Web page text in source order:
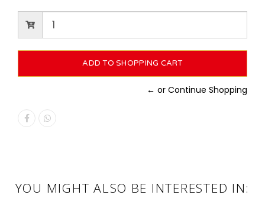
← or Continue Shopping
YOU MIGHT ALSO BE INTERESTED IN: